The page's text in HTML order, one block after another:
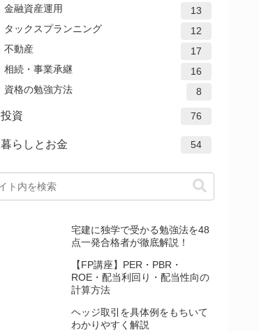
金融資産運用
13
タックスプランニング
12
不動産
17
相続・事業承継
16
資格の勉強方法
8
投資 76
暮らしとお金 54
宅建に独学で受かる勉強法を48
点一発合格者が徹底解説！
【FP講座】PER・PBR・
ROE・配当利回り・配当性向の
計算方法
ヘッジ取引を具体例をもちいて
わかりやすく解説